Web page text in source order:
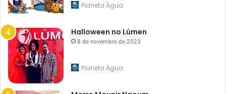
Planeta Água
Halloween no Lúmen
8 de novembro de 2023
Planeta Água